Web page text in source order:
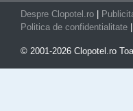
Despre Clopotel.ro
Politica de confidentialitate
© 2001-2026 Clopotel.ro